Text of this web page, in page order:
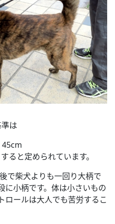
は
ると定められています。
で柴犬よりも一回り大柄で
に小柄です。体は小さいもの
ロールは大人でも苦労するこ